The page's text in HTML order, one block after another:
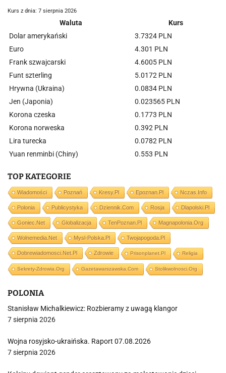
Kurs z dnia: 7 sierpnia 2026
Waluta
Kurs
Dolar amerykański
3.7324 PLN
Euro
4.301 PLN
Frank szwajcarski
4.6005 PLN
Funt szterling
5.0172 PLN
Hrywna (Ukraina)
0.0834 PLN
Jen (Japonia)
0.023565 PLN
Korona czeska
0.1773 PLN
Korona norweska
0.392 PLN
Lira turecka
0.0782 PLN
Yuan renminbi (Chiny)
0.553 PLN
TOP KATEGORIE
Wiadomości Poznań Kresy.pl Epoznan.pl Nczas.info
Polonia Publicystyka Dziennik.com Rosja Dlapolski.pl
Goniec.net Globalizacja TenPoznan.pl Magnapolonia.org
Wolnemedia.net Mysl-Polska.pl Twojapogoda.pl
Dobrewiadomosci.net.pl Zdrowie Prisonplanet.pl Religia
Sekrety-Zdrowia.org Gazetawarszawska.com Stolikwolnosci.org
POLONIA
Stanisław Michalkiewicz: Rozbieramy z uwagą klangor
7 sierpnia 2026
Wojna rosyjsko-ukraińska. Raport 07.08.2026
7 sierpnia 2026